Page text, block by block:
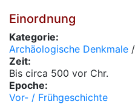
Einordnung
Kategorie:
Archäologische Denkmale /
Zeit:
Bis circa 500 vor Chr.
Epoche:
Vor- / Frühgeschichte